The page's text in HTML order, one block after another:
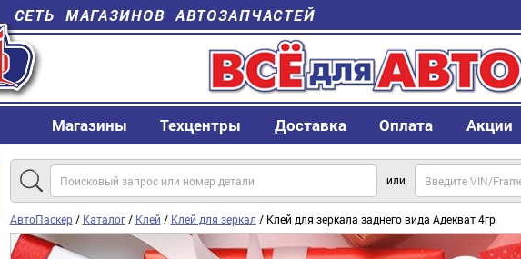
СЕТЬ МАГАЗИНОВ АВТОЗАПЧАСТЕЙ
Магазины Техцентры Доставка Оплата Акции
или
АвтоПаскер/ Каталог/ Клей / Клей для зеркал / Клей для зеркала заднего вида Адекват 4гр